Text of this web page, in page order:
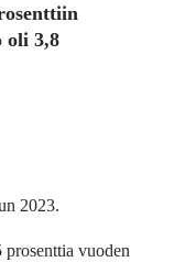
oli 3,8
2023.
vuoden